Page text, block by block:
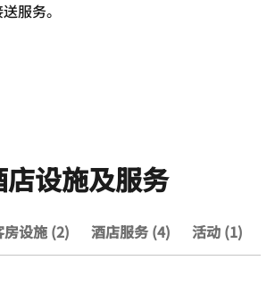
服务。
店设施及服务
房设施 (2) 酒店服务 (4) 活动 (1)